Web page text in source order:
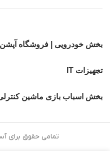
بخش خودرویی | فروشگاه
تجهیزات IT
بخش اسباب بازی ماشین
تمامی حقوق برای